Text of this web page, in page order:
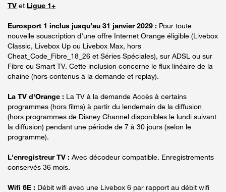
TV et Ligue 1+
Eurosport 1 inclus jusqu’au 31 janvier 2029 : Pour toute
nouvelle souscription d’une offre Internet Orange éligible (Livebox
Classic, Livebox Up ou Livebox Max, hors
Cheat_Code_Fibre_18_26 et Séries Spéciales), sur ADSL ou sur
Fibre ou Smart TV. Cette inclusion concerne le flux linéaire de la
chaine (hors contenus à la demande et replay).
La TV d'Orange : La TV à la demande Accès à certains
programmes (hors films) à partir du lendemain de la diffusion
(hors programmes de Disney Channel disponibles le lundi suivant
la diffusion) pendant une période de 7 à 30 jours (selon le
programme).
L'enregistreur TV : Avec décodeur compatible. Enregistrements
conservés 36 mois.
Wifi 6E : Débit wifi avec une Livebox 6 par rapport au débit wifi